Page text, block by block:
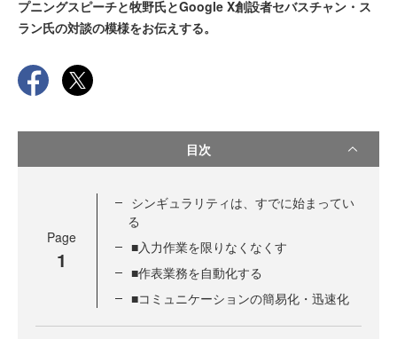
プニングスピーチと牧野氏とGoogle X創設者セバスチャン・ス
ラン氏の対談の模様をお伝えする。
目次
Page
1
シンギュラリティは、すでに始まってい
る
■入力作業を限りなくなくす
■作表業務を自動化する
■コミュニケーションの簡易化・迅速化